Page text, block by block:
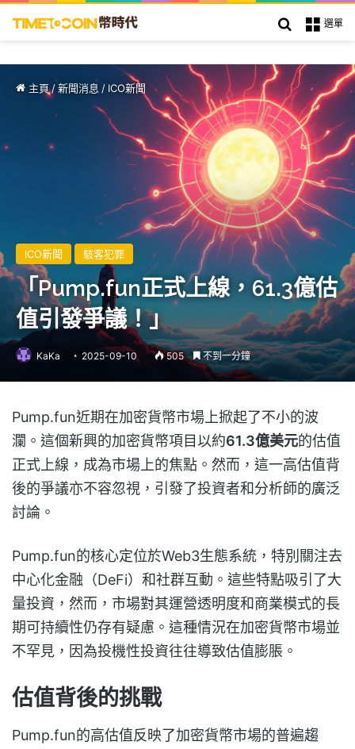
選單
搜索
主頁/新聞消息 / ICO新聞
ICO新聞 駭客犯罪
「Pump.fun正式上線，61.3億估
值引發爭議！」
KaKa 2025-09-10 505 不到一分鐘
Pump.fun近期在加密貨幣市場上掀起了不小的波
瀾。這個新興的加密貨幣項目以約61.3億美元的估值
正式上線，成為市場上的焦點。然而，這一高估值背
後的爭議亦不容忽視，引發了投資者和分析師的廣泛
討論。
Pump.fun的核心定位於Web3生態系統，特別關注去
中心化金融（DeFi）和社群互動。這些特點吸引了大
量投資，然而，市場對其運營透明度和商業模式的長
期可持續性仍存有疑慮。這種情況在加密貨幣市場並
不罕見，因為投機性投資往往導致估值膨脹。
估值背後的挑戰
Pump.fun的高估值反映了加密貨幣市場的普遍趨